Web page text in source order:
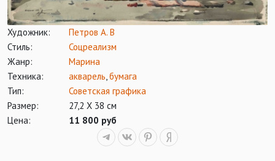
Художник:
Петров А. В
Стиль:
Соцреализм
Жанр:
Марина
Техника:
акварель,бумага
Тип:
Советская графика
Размер:
27,2 Х 38 см
Цена:
11 800 руб